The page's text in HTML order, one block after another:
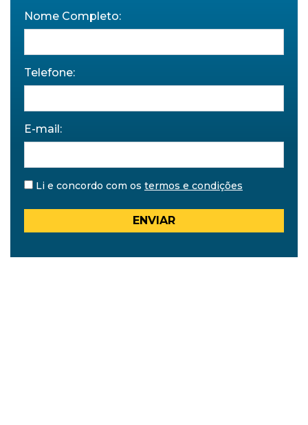
Nome Completo:
Telefone:
E-mail:
Li e concordo com os termos e condições
ENVIAR